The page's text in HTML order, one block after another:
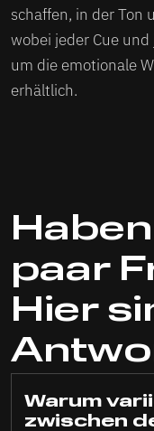
schaffen, in der Ton
wobei jeder Cue
um die emotionale
erhältlich.
paar
Hier
Warum
zwischen